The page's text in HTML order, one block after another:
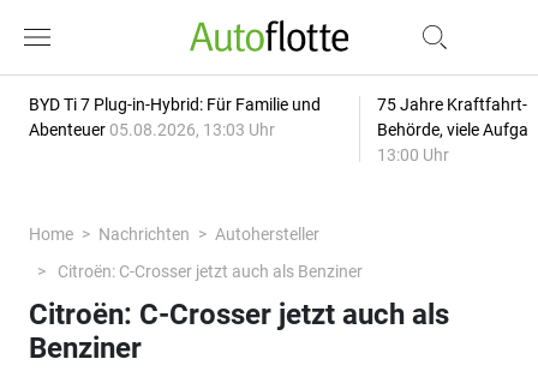
BYD Ti 7 Plug-in-Hybrid: Für Familie und
Abenteuer 05.08.2026, 13:03 Uhr
75 Jahre Kraftfahrt-
Behörde, viele
13:00 Uhr
Home Nachrichten
Autohersteller
Citroën: C-Crosser jetzt auch als Benziner
Citroën: C-Crosser jetzt auch als
Benziner